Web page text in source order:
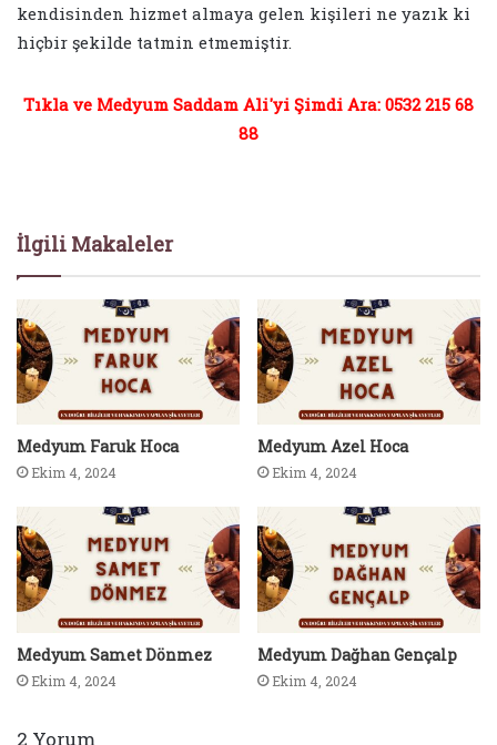
kendisinden hizmet almaya gelen kişileri ne yazık ki
hiçbir şekilde tatmin etmemiştir.
Tıkla ve Medyum Saddam Ali'yi Şimdi Ara: 0532 215 68
88
İlgili Makaleler
Medyum Faruk Hoca
Ekim 4, 2024
Medyum Azel Hoca
Ekim 4, 2024
Medyum Samet Dönmez
Ekim 4, 2024
Medyum Dağhan Gençalp
Ekim 4, 2024
2 Yorum